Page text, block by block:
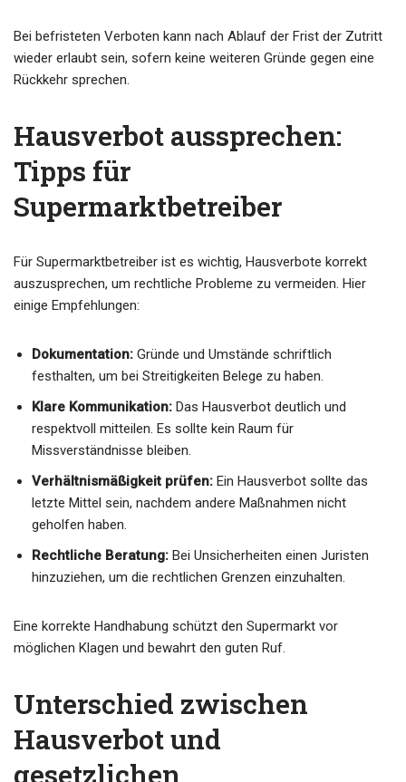
Bei befristeten Verboten kann nach Ablauf der Frist der Zutritt
wieder erlaubt sein, sofern keine weiteren Gründe gegen eine
Rückkehr sprechen.
Hausverbot aussprechen:
Tipps für
Supermarktbetreiber
Für Supermarktbetreiber ist es wichtig, Hausverbote korrekt
auszusprechen, um rechtliche Probleme zu vermeiden. Hier
einige Empfehlungen:
Dokumentation: Gründe und Umstände schriftlich
festhalten, um bei Streitigkeiten Belege zu haben.
Klare Kommunikation: Das Hausverbot deutlich und
respektvoll mitteilen. Es sollte kein Raum für
Missverständnisse bleiben.
Verhältnismäßigkeit prüfen: Ein Hausverbot sollte das
letzte Mittel sein, nachdem andere Maßnahmen nicht
geholfen haben.
Rechtliche Beratung: Bei Unsicherheiten einen Juristen
hinzuziehen, um die rechtlichen Grenzen einzuhalten.
Eine korrekte Handhabung schützt den Supermarkt vor
möglichen Klagen und bewahrt den guten Ruf.
Unterschied zwischen
Hausverbot und
gesetzlichen